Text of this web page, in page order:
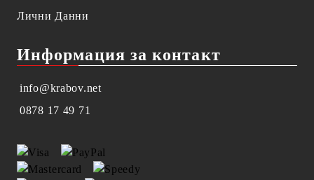
Лични Данни
Информация за контакт
info@krabov.net
0878 17 49 71